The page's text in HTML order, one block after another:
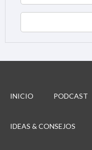
INICIO PODCAST
IDEAS & CONSEJOS